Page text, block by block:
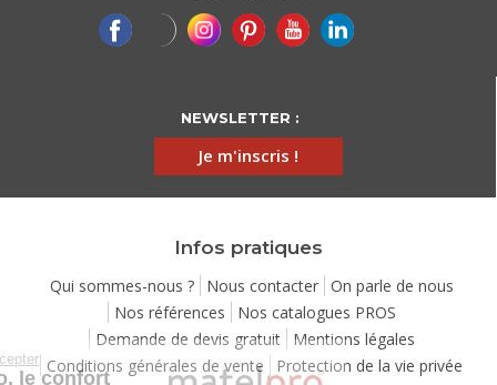
NEWSLETTER :
Je m'inscris !
Infos pratiques
Qui sommes-nous ? Nous contacter
On parle de nous
Nos références
Nos catalogues PROS
Demande de devis gratuit
Mentions légales
Conditions générales de vente
Protection de la vie privée
Continuer sans accepter
Chez Matelpro, le confort